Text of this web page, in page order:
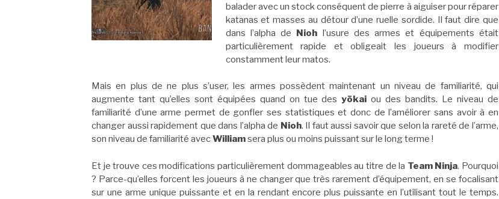
balader avec un stock conséquent de pierre à aiguiser pour réparer
katanas et masses au détour d’une ruelle sordide. Il faut dire que
dans l’alpha de Nioh l’usure des armes et équipements était
particulièrement rapide et obligeait les joueurs à modifier
constamment leur matos.
Mais en plus de ne plus s’user, les armes possèdent maintenant un niveau de familiarité, qui
augmente tant qu’elles sont équipées quand on tue desyōkaiou des bandits. Le niveau de
familiarité d’une arme permet de gonfler ses statistiques et donc de l’améliorer sans avoir à en
changer aussi rapidement que dans l’alpha de Nioh. Il faut aussi savoir que selon la rareté de l’arme,
son niveau de familiarité avecWilliamsera plus ou moins puissant sur le long terme !
Et je trouve ces modifications particulièrement dommageables au titre de la Team Ninja. Pourquoi
? Parce-qu’elles forcent les joueurs à ne changer que très rarement d’équipement, en se focalisant
sur une arme unique puissante et en la rendant encore plus puissante en l’utilisant tout le temps.